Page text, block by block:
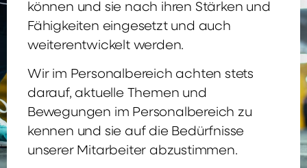
können und sie nach ihren Stärken und
Fähigkeiten eingesetzt und auch
weiterentwickelt werden.
Wir im Personalbereich achten stets
darauf, aktuelle Themen und
Bewegungen im Personalbereich zu
kennen und sie auf die Bedürfnisse
unserer Mitarbeiter abzustimmen.